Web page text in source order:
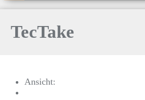
TecTake
Ansicht: